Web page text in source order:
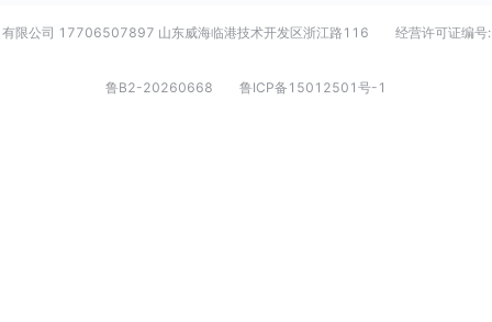
有限公司 17706507897 山东威海临港技术开发区浙江路116 经营许可证编号:
鲁B2-20260668 鲁ICP备15012501号-1